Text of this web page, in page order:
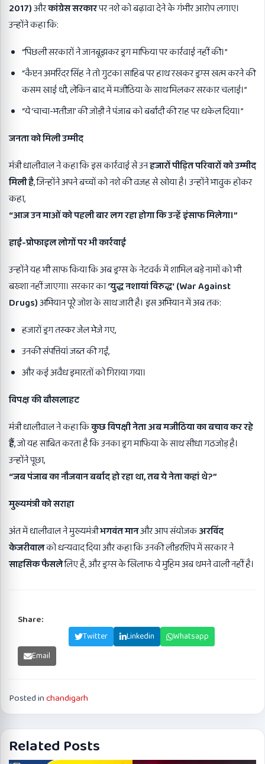
2017)औरकांग्रेस सरकारपर नशे को बढ़ावा देने के गंभीर आरोप लगाए।
उन्होंने कहा कि:
“पिछली सरकारों ने जानबूझकर ड्रग माफिया पर कार्रवाई नहीं की।”
“कैप्टन अमरिंदर सिंह ने तो गुटका साहिब पर हाथ रखकर ड्रग्स खत्म करने की
कसम खाई थी, लेकिन बाद में मजीठिया के साथ मिलकर सरकार चलाई।”
“ये ‘चाचा-भतीजा’ की जोड़ी ने पंजाब को बर्बादी की राह पर धकेल दिया।”
जनता को मिली उम्मीद
मंत्री धालीवाल ने कहा कि इस कार्रवाई से उनहजारों पीड़ित परिवारों को उम्मीद
मिली है, जिन्होंने अपने बच्चों को नशे की वजह से खोया है। उन्होंने भावुक होकर
कहा,
“आज उन माओं को पहली बार लग रहा होगा कि उन्हें इंसाफ मिलेगा।”
हाई-प्रोफाइल लोगों पर भी कार्रवाई
उन्होंने यह भी साफ किया कि अब ड्रग्स के नेटवर्क में शामिल बड़े नामों को भी
बख्शा नहीं जाएगा। सरकार का‘युद्ध नशायां विरुद्ध‘ (War Against
Drugs)अभियान पूरे जोश के साथ जारी है। इस अभियान में अब तक:
हजारों ड्रग तस्कर जेल भेजे गए,
उनकी संपत्तियां जब्त की गईं,
और कई अवैध इमारतों को गिराया गया।
विपक्ष की बौखलाहट
मंत्री धालीवाल ने कहा किकुछ विपक्षी नेता अब मजीठिया का बचाव कर रहे
हैं, जो यह साबित करता है कि उनका ड्रग माफिया के साथ सीधा गठजोड़ है।
उन्होंने पूछा,
“जब पंजाब का नौजवान बर्बाद हो रहा था,तब ये नेता कहां थे?”
मुख्यमंत्री को सराहा
अंत में धालीवाल ने मुख्यमंत्रीभगवंत मानऔर आप संयोजकअरविंद
केजरीवालको धन्यवाद दिया और कहा कि उनकी लीडरशिप में सरकार ने
साहसिक फैसलेलिए हैं, और ड्रग्स के खिलाफ ये मुहिम अब थमने वाली नहीं है।
Share:
Twitter Linkedin
Whatsapp
Email
Posted inchandigarh
Related Posts